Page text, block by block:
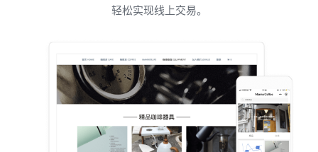
轻松实现线上交易。